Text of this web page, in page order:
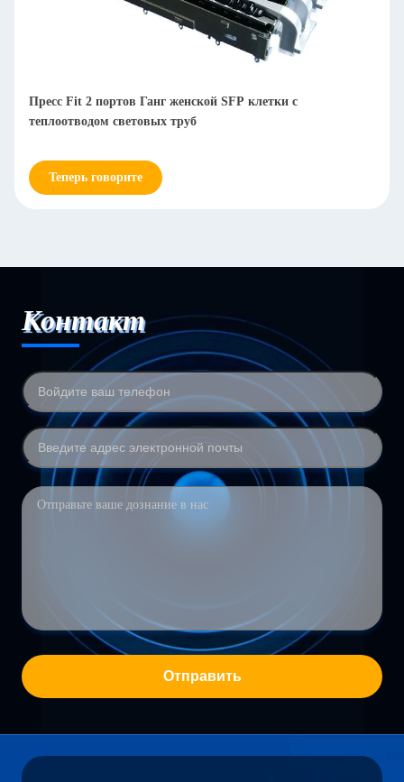
Высокопроизводительный SFP Cage Connector 1 x
Port 3D Foot Design 3,05 мм
Теперь говорите
Контакт
Отправить